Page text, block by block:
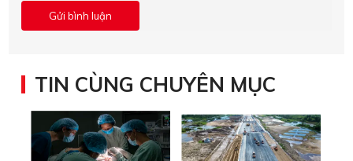
TIN CÙNG CHUYÊN MỤC